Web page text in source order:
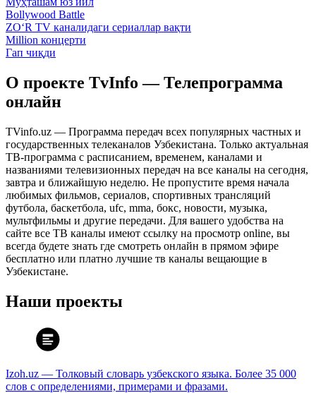
Bollywood Battle
ZO‘R TV каналидаги сериаллар вақти
Million концерти
Гап чиқди
О проекте TvInfo — Телепрограмма
онлайн
TVinfo.uz — Программа передач всех популярных частных и
государственных телеканалов Узбекистана. Только актуальная
ТВ-программа с расписанием, временем, каналами и
названиями телевизионных передач на все каналы на сегодня,
завтра и ближайшую неделю. Не пропустите время начала
любимых фильмов, сериалов, спортивных трансляций
футбола, баскетбола, ufc, mma, бокс, новости, музыка,
мультфильмы и другие передачи. Для вашего удобства на
сайте все ТВ каналы имеют ссылку на просмотр online, вы
всегда будете знать где смотреть онлайн в прямом эфире
бесплатно или платно лучшие тв каналы вещающие в
Узбекистане.
Наши проекты
Izoh.uz — Толковый словарь узбекского языка. Более 35 000
слов с определениями, примерами и фразами.